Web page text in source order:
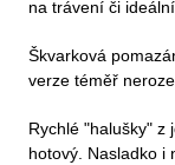
na trávení či
Škvarková
verze téměř
Rychlé "halušky" z
hotový. Nasladko i